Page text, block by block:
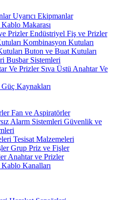
Uyarıcı Ekipmanlar
Kablo Makarası
Endüstriyel Fiş ve Prizler
Kombinasyon Kutuları
Buton ve Buat Kutuları
Busbar Sistemleri
Sıva Üstü Anahtar Ve
Güç Kaynakları
Fan ve Aspiratörler
Güvenlik ve
Tesisat Malzemeleri
Grup Priz ve Fişler
Anahtar ve Prizler
Kablo Kanalları